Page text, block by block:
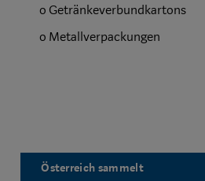
o Getränkeverbundkartons
o Metallverpackungen
Österreich sammelt